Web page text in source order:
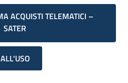
ACQUISTI TELEMATICI –
SATER